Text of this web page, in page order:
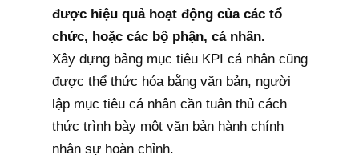
được hiệu quả hoạt động của các tổ
chức, hoặc các bộ phận, cá nhân.
Xây dựng bảng mục tiêu KPI cá nhân cũng
được thể thức hóa bằng văn bản, người
lập mục tiêu cá nhân cần tuân thủ cách
thức trình bày một văn bản hành chính
nhân sự hoàn chỉnh.